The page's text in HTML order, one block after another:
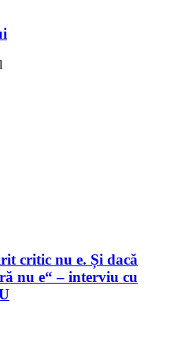
critic nu e. Și dacă
nu e“ – interviu cu